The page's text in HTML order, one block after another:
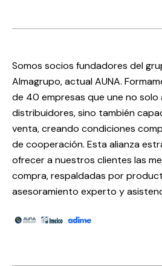
Somos socios fundadores del
Almagrupo, actual AUNA.
de 40 empresas que une no solo
distribuidores, sino también
venta, creando condiciones
de cooperación. Esta alianza
ofrecer a nuestros clientes las
compra, respaldadas por
asesoramiento experto y